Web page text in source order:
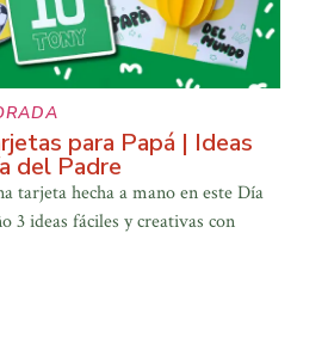
para Papá | Ideas
del Padre
tarjeta hecha a mano en este Día
3 ideas fáciles y creativas con